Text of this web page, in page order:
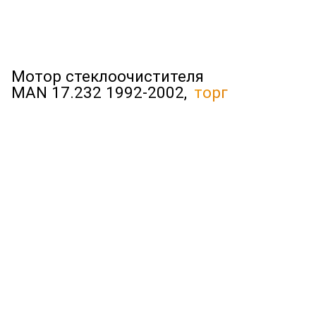
Мотор стеклоочистителя
MAN 17.232 1992-2002, торг